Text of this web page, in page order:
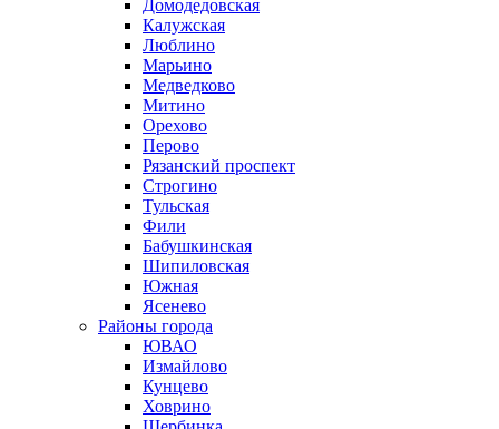
Домодедовская
Калужская
Люблино
Марьино
Медведково
Митино
Орехово
Перово
Рязанский проспект
Строгино
Тульская
Фили
Бабушкинская
Шипиловская
Южная
Ясенево
Районы города
ЮВАО
Измайлово
Кунцево
Ховрино